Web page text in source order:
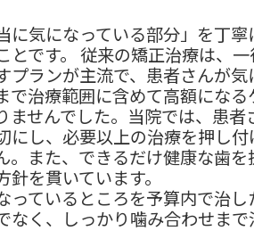
に気になっている部分」を丁寧
とです。 従来の矯正治療は、
プランが主流で、患者さんが気
で治療範囲に含めて高額になる
ませんでした。当院では、患者
にし、必要以上の治療を押し付
。また、できるだけ健康な歯を
を貫いています。
っているところを予算内で治し
なく、しっかり噛み合わせまで